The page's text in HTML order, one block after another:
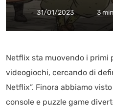
31/01/2023 3
Netflix sta muovendo i primi
videogiochi, cercando di
Netflix”. Finora abbiamo
console e puzzle game